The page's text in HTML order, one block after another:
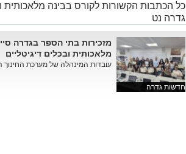
כל הכתבות הקשורות לקורס בבינה מלאכותית
גדרה נט
חדשות גדרה
מזכירות בתי הספר בגדרה
מלאכותית ובכלים דיגיטליים
עובדות המינהלה של מערכת החינוך